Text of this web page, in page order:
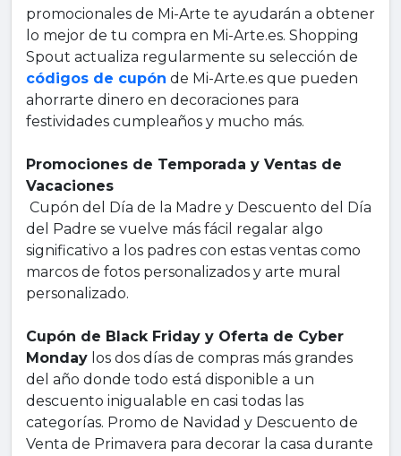
promocionales de Mi-Arte te ayudarán a obtener
lo mejor de tu compra en Mi-Arte.es. Shopping
Spout actualiza regularmente su selección de
códigos de cupón de Mi-Arte.es que pueden
ahorrarte dinero en decoraciones para
festividades cumpleaños y mucho más.
Promociones de Temporada y Ventas de
Vacaciones
Cupón del Día de la Madre y Descuento del Día
del Padre se vuelve más fácil regalar algo
significativo a los padres con estas ventas como
marcos de fotos personalizados y arte mural
personalizado.
Cupón de Black Friday y Oferta de Cyber
Monday los dos días de compras más grandes
del año donde todo está disponible a un
descuento inigualable en casi todas las
categorías. Promo de Navidad y Descuento de
Venta de Primavera para decorar la casa durante